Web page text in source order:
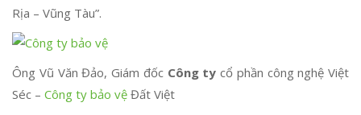
Rịa – Vũng Tàu”.
Ông Vũ Văn Đảo, Giám đốc Công ty cổ phần công nghệ Việt
Séc – Công ty bảo vệ Đất Việt